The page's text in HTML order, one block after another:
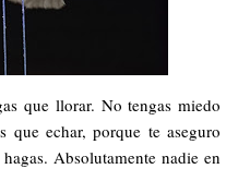
que llorar. No tengas miedo
echar, porque te aseguro
Absolutamente nadie en